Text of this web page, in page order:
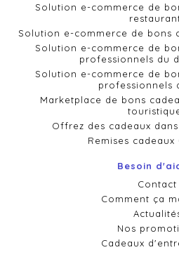
Solution e-commerce de
Solution e-commerce de bons
Solution e-commerce de
professionnels du
Solution e-commerce de
professionnels
Marketplace de bons
Offrez des cadeaux
Remises cadeaux
Besoin
Contact
Comment ça
Nos
Cadeaux